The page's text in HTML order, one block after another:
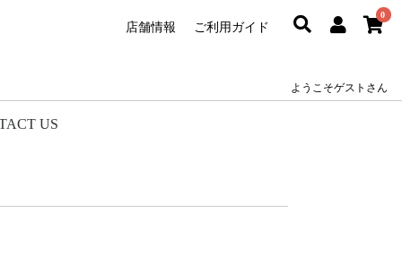
店舗情報 ご利用ガイド
0
ようこそゲストさん
US